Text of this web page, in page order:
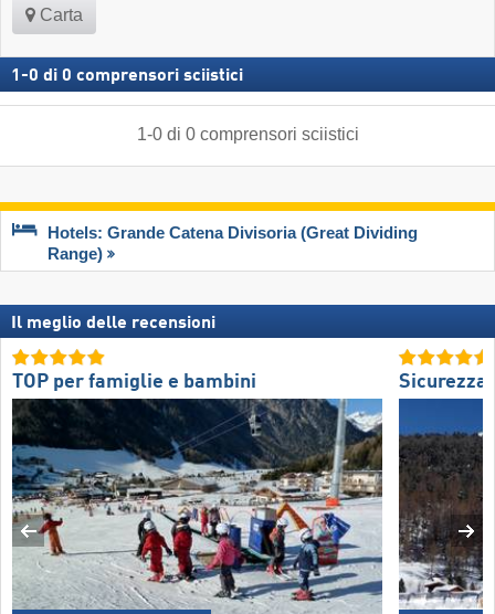
Carta
1 -0 di 0 comprensori sciistici
1-0di 0 comprensori sciistici
Hotels: Grande Catena Divisoria (Great Dividing
Range)
Il meglio delle recensioni
TOP per famiglie e bambini Sicurezza